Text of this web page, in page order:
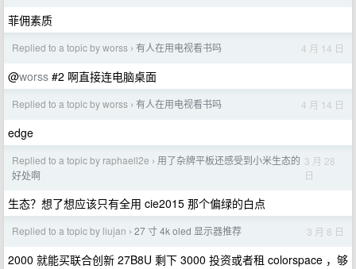
菲佣素质
Replied to a topic by worss › 有人在用电视看书吗 4 月 14 日
@worss #2 啊直接连电脑桌面
Replied to a topic by worss › 有人在用电视看书吗 4 月 14 日
edge
Replied to a topic by raphaell2e › 用了杂牌平板还感受到小米生态的
好处啊
3 月 28
日
生态？想了想应该只有全用 cie2015 那个偏绿的白点
Replied to a topic by liujan › 27 寸 4k oled 显示器推荐 3 月 8 日
2000 就能买联合创新 27B8U 剩下 3000 投资或者租 colorspace ，够